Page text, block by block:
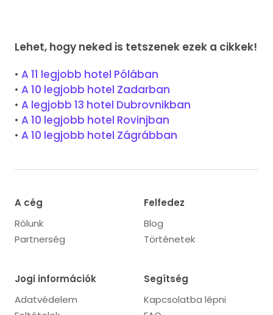
Lehet, hogy neked is tetszenek ezek a cikkek!
• A 11 legjobb hotel Pólában
• A 10 legjobb hotel Zadarban
• A legjobb 13 hotel Dubrovnikban
• A 10 legjobb hotel Rovinjban
• A 10 legjobb hotel Zágrábban
A cég
Rólunk
Partnerség
Felfedez
Blog
Történetek
Jogi információk
Adatvédelem
Segítség
Kapcsolatba lépni